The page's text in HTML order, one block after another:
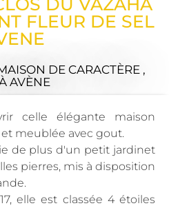
FLEUR DE SEL
DE CARACTÈRE ,
AVÈNE
celle élégante maison
meublée avec gout.
de plus d'un petit jardinet
pierres, mis à disposition
elle est classée 4 étoiles